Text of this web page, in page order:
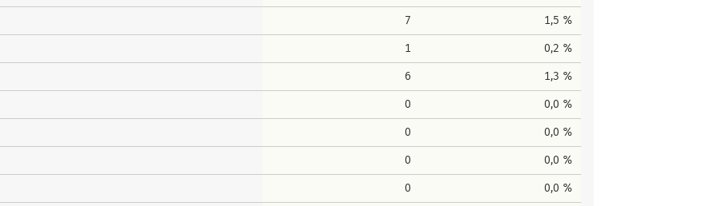
7 1,5 %
1 0,2 %
6 1,3 %
0 0,0 %
0 0,0 %
0 0,0 %
0 0,0 %